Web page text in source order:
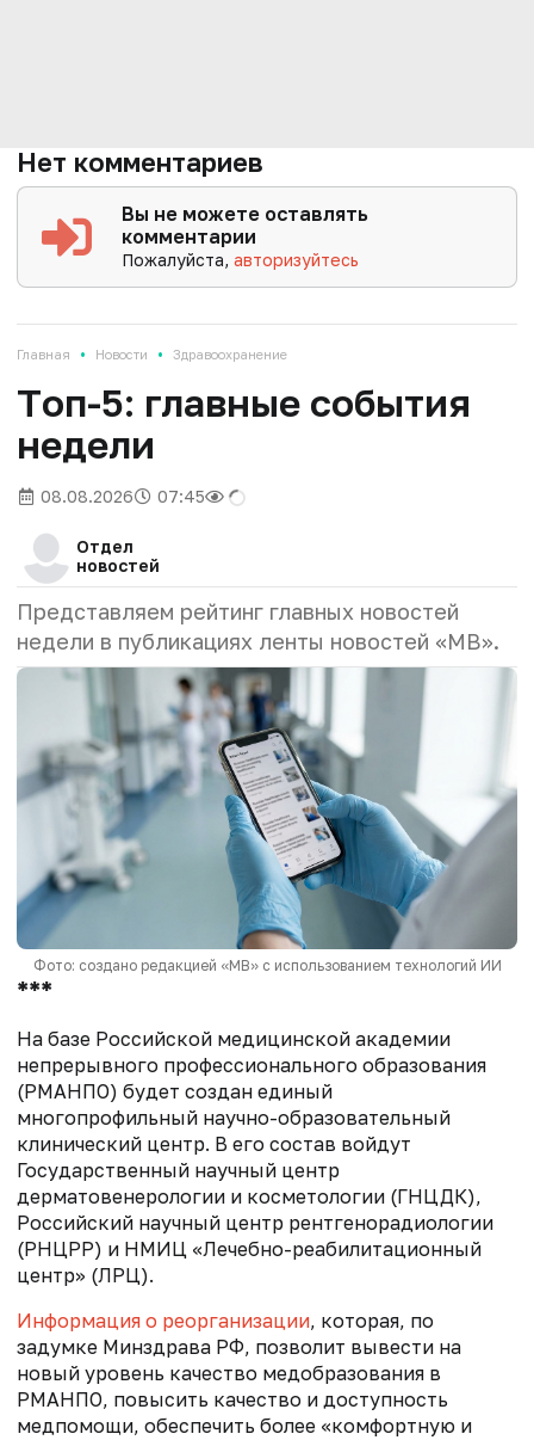
Нет комментариев
Вы не можете оставлять
комментарии
Пожалуйста,авторизуйтесь
Главная • Новости • Здравоохранение
Tоп-5: главные события
недели
08.08.2026 07:45
Отдел
новостей
Представляем рейтинг главных новостей
недели в публикациях ленты новостей «МВ».
Фото: создано редакцией «МВ» с использованием технологий ИИ
***
На базе Российской медицинской академии
непрерывного профессионального образования
(РМАНПО) будет создан единый
многопрофильный научно-образовательный
клинический центр. В его состав войдут
Государственный научный центр
дерматовенерологии и косметологии (ГНЦДК),
Российский научный центр рентгенорадиологии
(РНЦРР) и НМИЦ «Лечебно-реабилитационный
центр» (ЛРЦ).
Информация о реорганизации, которая, по
задумке Минздрава РФ, позволит вывести на
новый уровень качество медобразования в
РМАНПО, повысить качество и доступность
медпомощи, обеспечить более «комфортную и